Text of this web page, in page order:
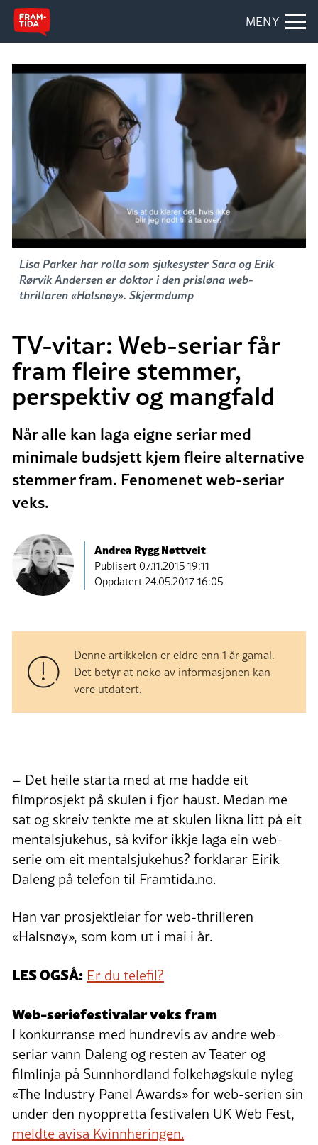
MENY
Lisa Parker har rolla som sjukesyster Sara og Erik
Rørvik Andersen er doktor i den prisløna web-
thrillaren «Halsnøy». Skjermdump
TV-vitar: Web-seriar får
fram fleire stemmer,
perspektiv og mangfald
Når alle kan laga eigne seriar med
minimale budsjett kjem fleire alternative
stemmer fram. Fenomenet web-seriar
veks.
Andrea Rygg Nøttveit
Publisert07.11.2015 19:11
Oppdatert 24.05.2017 16:05
Denne artikkelen er eldre enn 1 år gamal.
Det betyr at noko av informasjonen kan
vere utdatert.
– Det heile starta med at me hadde eit
filmprosjekt på skulen i fjor haust. Medan me
sat og skreiv tenkte me at skulen likna litt på eit
mentalsjukehus, så kvifor ikkje laga ein web-
serie om eit mentalsjukehus? forklarar Eirik
Daleng på telefon til Framtida.no.
Han var prosjektleiar for web-thrilleren
«Halsnøy», som kom ut i mai i år.
LES OGSÅ: Er du telefil?
Web-seriefestivalar veks fram
I konkurranse med hundrevis av andre web-
seriar vann Daleng og resten av Teater og
filmlinja på Sunnhordland folkehøgskule nyleg
«The Industry Panel Awards» for web-serien sin
under den nyoppretta festivalen UK Web Fest,
meldte avisa Kvinnheringen.